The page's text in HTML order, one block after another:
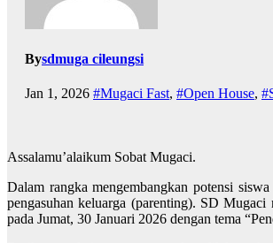
Bysdmuga cileungsi
Jan 1, 2026 #Mugaci Fast, #Open House,
Assalamu’alaikum Sobat Mugaci.
Dalam rangka mengembangkan potensi
pengasuhan keluarga (parenting). SD Mugaci
pada Jumat, 30 Januari 2026 dengan tema